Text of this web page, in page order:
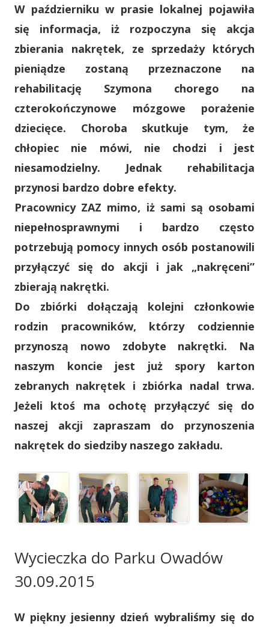
W październiku w prasie lokalnej pojawiła
się informacja, iż rozpoczyna się akcja
zbierania nakrętek, ze sprzedaży których
pieniądze zostaną przeznaczone na
rehabilitację Szymona chorego na
czterokończynowe mózgowe porażenie
dziecięce. Choroba skutkuje tym, że
chłopiec nie mówi, nie chodzi i jest
niesamodzielny. Jednak rehabilitacja
przynosi bardzo dobre efekty.
Pracownicy ZAZ mimo, iż sami są osobami
niepełnosprawnymi i bardzo często
potrzebują pomocy innych osób postanowili
przyłączyć się do akcji i jak „nakręceni”
zbierają nakrętki.
Do zbiórki dołączają kolejni członkowie
rodzin pracowników, którzy codziennie
przynoszą nowo zdobyte nakrętki. Na
naszym koncie jest już spory karton
zebranych nakrętek i zbiórka nadal trwa.
Jeżeli ktoś ma ochotę przyłączyć się do
naszej akcji zapraszam do przynoszenia
nakrętek do siedziby naszego zakładu.
Wycieczka do Parku Owadów
30.09.2015
W piękny jesienny dzień wybraliśmy się do